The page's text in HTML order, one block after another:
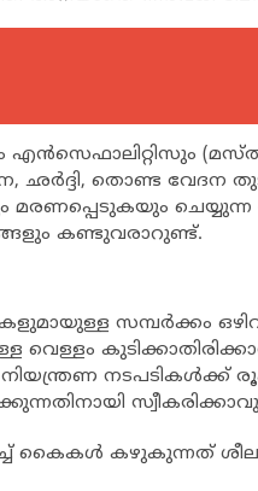
ഛര്‍ദ്ദി, തൊണ്ട വേദന
കണ്ടുവരാറുണ്ട്.
സമ്പര്‍ക്കം
കൈകള്‍ കഴുകുന്നത്